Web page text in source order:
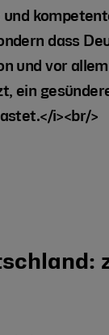
dass
und vor
ein
i><br/>